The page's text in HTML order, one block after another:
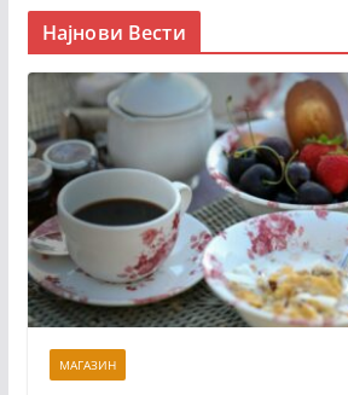
Најнови Вести
МАГАЗИН